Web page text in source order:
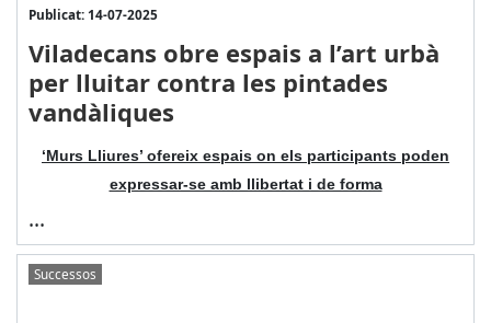
Publicat: 14-07-2025
Viladecans obre espais a l’art urbà
per lluitar contra les pintades
vandàliques
‘Murs Lliures’ ofereix espais on els participants poden
expressar-se amb llibertat i de forma
...
Successos